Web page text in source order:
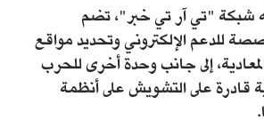
شبكة "تي آر تي خبر"، تضم
للدعم الإلكتروني وتحديد مواقع
إلى جانب وحدة أخرى للحرب
قادرة على التشويش على أنظمة